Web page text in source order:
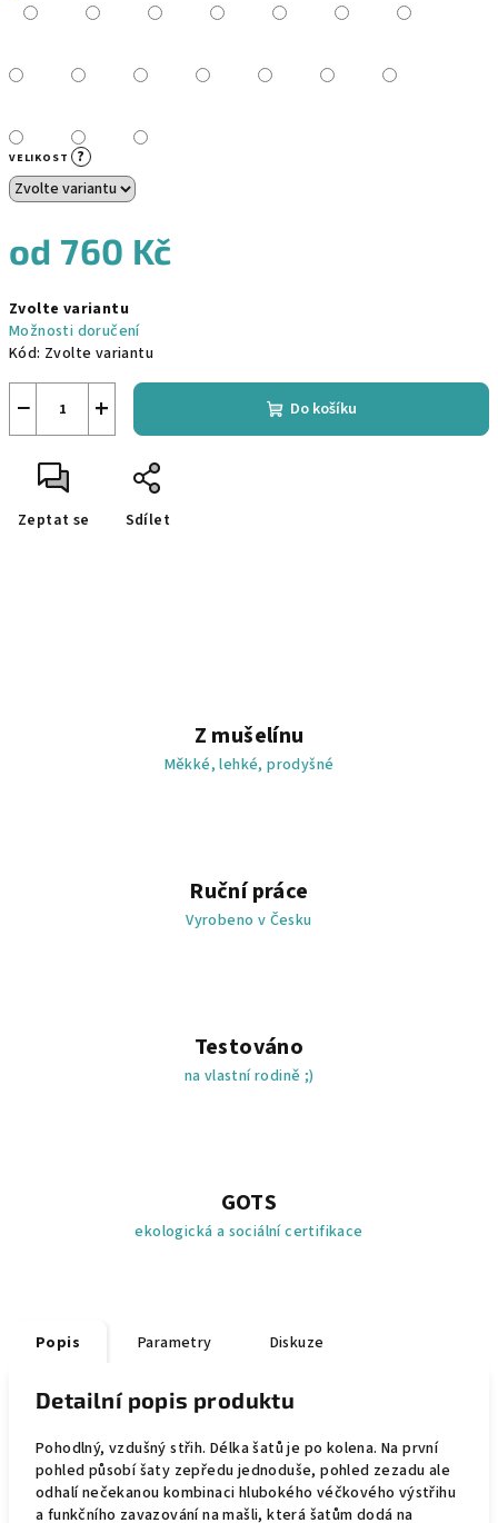
VELIKOST ?
od760 Kč
cena:
Zvolte variantu
Možnosti doručení
Kód: Zvolte variantu
+
− Do košíku
Zeptat se Sdílet
Z mušelínu
Měkké, lehké, prodyšné
Ruční práce
Vyrobeno v Česku
Testováno
na vlastní rodině ;)
GOTS
ekologická a sociální certifikace
Popis Parametry Diskuze
Detailní popis produktu
Pohodlný, vzdušný střih. Délka šatů je po kolena. Na první
pohled působí šaty zepředu jednoduše, pohled zezadu ale
odhalí nečekanou kombinaci hlubokého véčkového výstřihu
a funkčního zavazování na mašli, která šatům dodá na